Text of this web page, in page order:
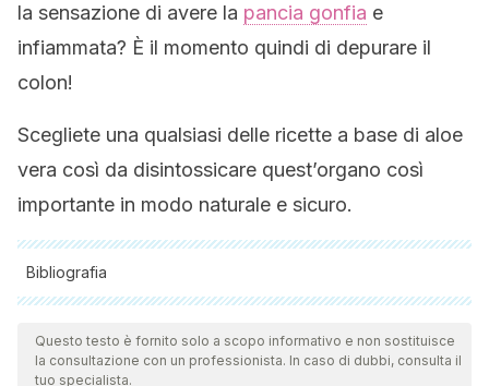
la sensazione di avere la pancia gonfia e
infiammata? È il momento quindi di depurare il
colon!
Scegliete una qualsiasi delle ricette a base di aloe
vera così da disintossicare quest’organo così
importante in modo naturale e sicuro.
Bibliografia
Tutte le fonti citate sono state esaminate a fondo dal nostro
team per garantirne la qualità, l'affidabilità, l'attualità e la
validità. La bibliografia di questo articolo è stata considerata
Questo testo è fornito solo a scopo informativo e non sostituisce
la consultazione con un professionista. In caso di dubbi, consulta il
tuo specialista.